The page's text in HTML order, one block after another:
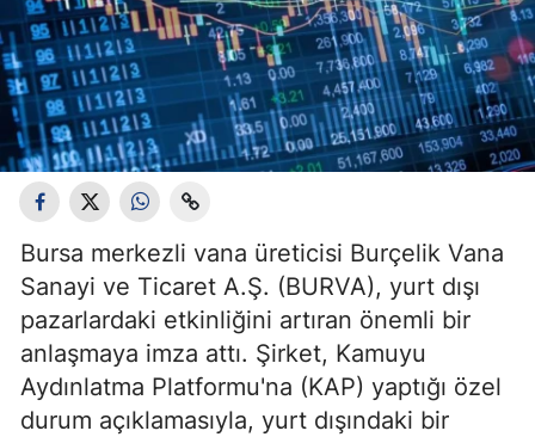
Bursa merkezli vana üreticisi Burçelik Vana
Sanayi ve Ticaret A.Ş. (BURVA), yurt dışı
pazarlardaki etkinliğini artıran önemli bir
anlaşmaya imza attı. Şirket, Kamuyu
Aydınlatma Platformu'na (KAP) yaptığı özel
durum açıklamasıyla, yurt dışındaki bir